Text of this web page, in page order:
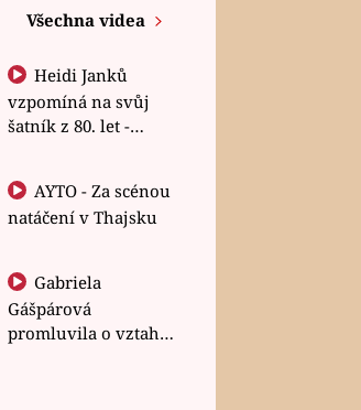
Všechna videa
Heidi Janků
vzpomíná na svůj
šatník z 80. let -
natáčení v Thajsku
Gabriela
Gášpárová
promluvila o vztahu